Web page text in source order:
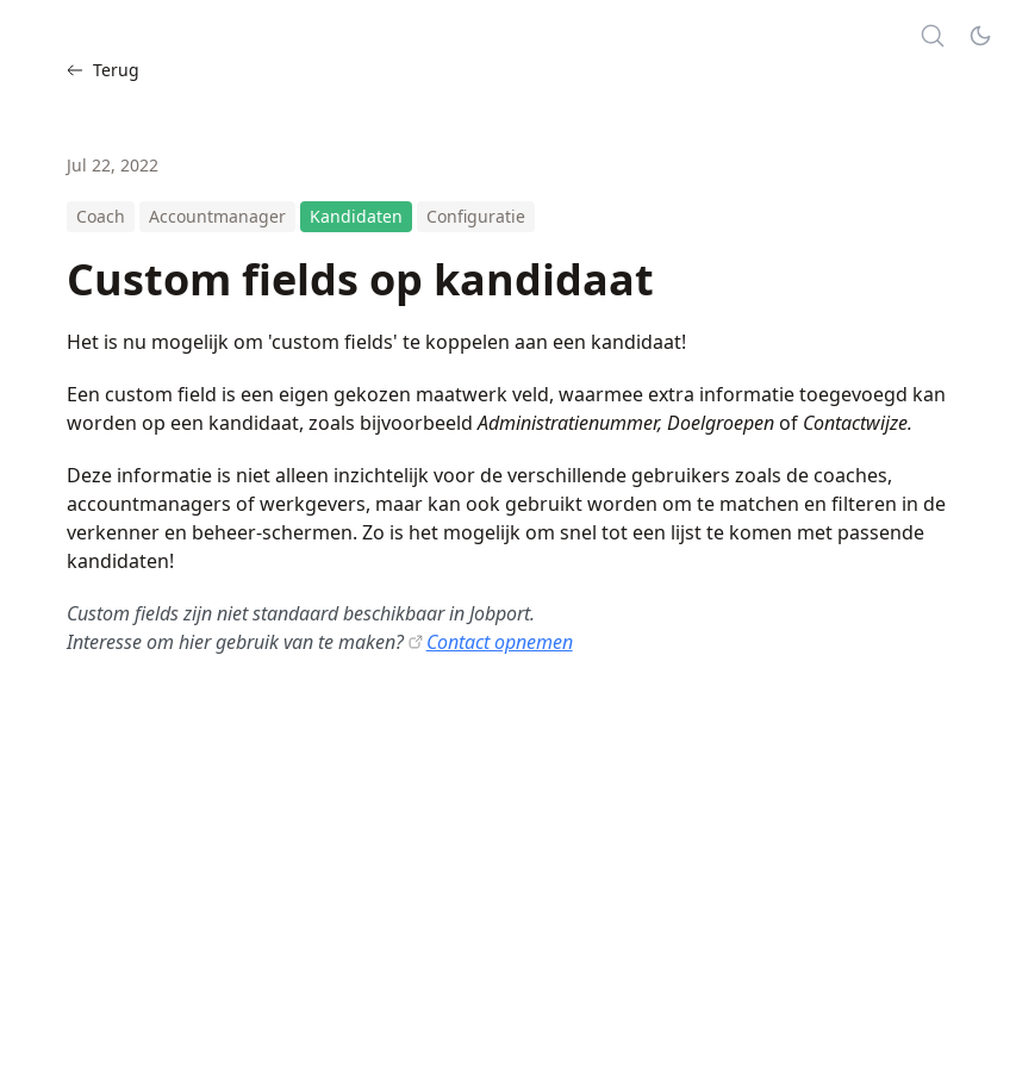
Terug
Jul 22, 2022
Coach Accountmanager Kandidaten Configuratie
Custom fields op kandidaat
Het is nu mogelijk om 'custom fields' te koppelen aan een kandidaat!
Een custom field is een eigen gekozen maatwerk veld, waarmee extra informatie toegevoegd kan
worden op een kandidaat, zoals bijvoorbeeldAdministratienummer, Doelgroepenof Contactwijze.
Deze informatie is niet alleen inzichtelijk voor de verschillende gebruikers zoals de coaches,
accountmanagers of werkgevers, maar kan ook gebruikt worden om te matchen en filteren in de
verkenner en beheer-schermen. Zo is het mogelijk om snel tot een lijst te komen met passende
kandidaten!
Custom fields zijn niet standaard beschikbaar in Jobport.
Interesse om hier gebruik van te maken?
Contact opnemen